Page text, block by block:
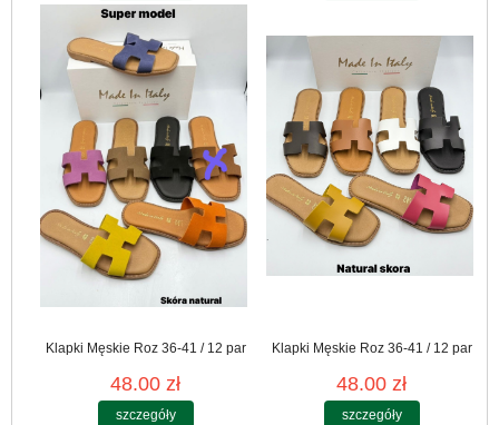
Klapki Męskie Roz 36-41 / 12 par
48.00 zł
szczegóły
Klapki Męskie Roz 36-41 / 12 par
48.00 zł
szczegóły